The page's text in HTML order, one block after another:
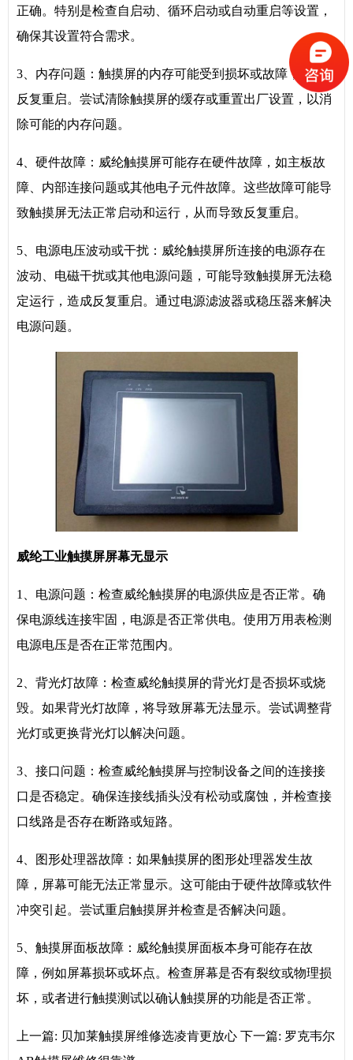
正确。特别是检查自启动、循环启动或自动重启等设置，
确保其设置符合需求。
3、内存问题：触摸屏的内存可能受到损坏或故障，导致
反复重启。尝试清除触摸屏的缓存或重置出厂设置，以消
除可能的内存问题。
4、硬件故障：威纶触摸屏可能存在硬件故障，如主板故
障、内部连接问题或其他电子元件故障。这些故障可能导
致触摸屏无法正常启动和运行，从而导致反复重启。
5、电源电压波动或干扰：威纶触摸屏所连接的电源存在
波动、电磁干扰或其他电源问题，可能导致触摸屏无法稳
定运行，造成反复重启。通过电源滤波器或稳压器来解决
电源问题。
威纶工业触摸屏屏幕无显示
1、电源问题：检查威纶触摸屏的电源供应是否正常。确
保电源线连接牢固，电源是否正常供电。使用万用表检测
电源电压是否在正常范围内。
2、背光灯故障：检查威纶触摸屏的背光灯是否损坏或烧
毁。如果背光灯故障，将导致屏幕无法显示。尝试调整背
光灯或更换背光灯以解决问题。
3、接口问题：检查威纶触摸屏与控制设备之间的连接接
口是否稳定。确保连接线插头没有松动或腐蚀，并检查接
口线路是否存在断路或短路。
4、图形处理器故障：如果触摸屏的图形处理器发生故
障，屏幕可能无法正常显示。这可能由于硬件故障或软件
冲突引起。尝试重启触摸屏并检查是否解决问题。
5、触摸屏面板故障：威纶触摸屏面板本身可能存在故
障，例如屏幕损坏或坏点。检查屏幕是否有裂纹或物理损
坏，或者进行触摸测试以确认触摸屏的功能是否正常。
上一篇: 贝加莱触摸屏维修选凌肯更放心 下一篇: 罗克韦尔